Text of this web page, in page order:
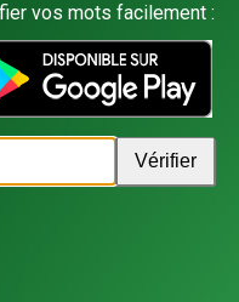
vos mots facilement :